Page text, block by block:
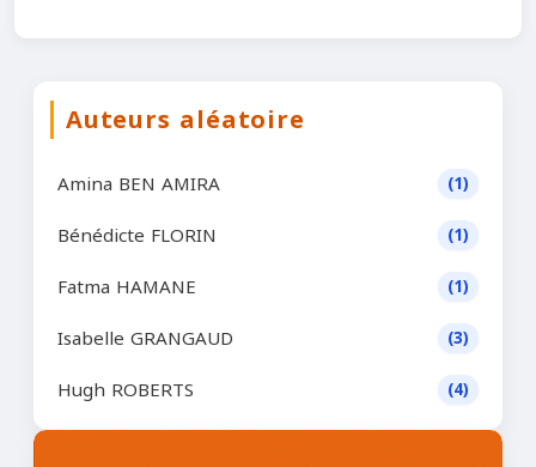
Auteurs aléatoire
Amina BEN AMIRA (1)
Bénédicte FLORIN (1)
Fatma HAMANE (1)
Isabelle GRANGAUD (3)
Hugh ROBERTS (4)